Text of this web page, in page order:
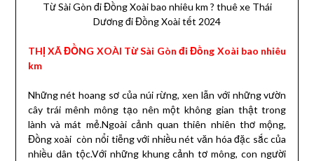
Từ Sài Gòn đi Đồng Xoài bao nhiêu km ? thuê xe Thái
Dương đi Đồng Xoài tết 2024
THỊ XÃ ĐỒNG XOÀI Từ Sài Gòn đi Đồng Xoài bao nhiêu
km
Những nét hoang sơ của núi rừng, xen lẫn với những vườn
cây trái mênh mông tạo nên một không gian thật trong
lành và mát mẻ.Ngoài cảnh quan thiên nhiên thơ mộng,
Đồng xoài còn nổi tiễng với nhiều nét văn hóa đặc sắc của
nhiều dân tộc.Với những khung cảnh tơ mông, con người